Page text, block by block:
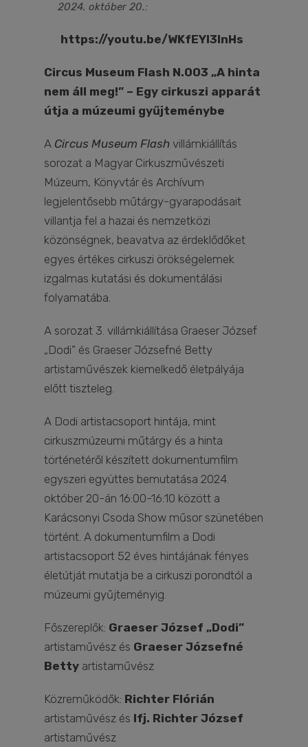
2024. október 20.:
https://youtu.be/WKfEYl3InHs
Circus Museum Flash N.003 „A hinta
nem áll meg!” – Egy cirkuszi apparát
útja a múzeumi gyűjteménybe
A Circus Museum Flash villámkiállítás
sorozat a Magyar Cirkuszművészeti
Múzeum, Könyvtár és Archívum
legjelentősebb műtárgy-gyarapodásait
villantja fel a hazai és nemzetközi
közönségnek, beavatva az érdeklődőket
egyes értékes cirkuszi örökségelemek
izgalmas kutatási és dokumentálási
folyamatába.
A sorozat 3. villámkiállítása Graeser József
„Dodi” és Graeser Józsefné Betty
artistaművészek kiemelkedő életpályája
előtt tiszteleg.
A Dodi artistacsoport hintája, mint
cirkuszmúzeumi műtárgy és a hinta
történetéről készített dokumentumfilm
egyszeri együttes bemutatása 2024.
október 20-án 16:00-16:10 között a
Karácsonyi Csoda Show műsor szünetében
történt. A dokumentumfilm a Dodi
artistacsoport 52 éves hintájának fényes
életútját mutatja be a cirkuszi porondtól a
múzeumi gyűjteményig.
Főszereplők: Graeser József „Dodi”
artistaművész és Graeser Józsefné
Betty artistaművész
Közreműködők: Richter Flórián
artistaművész és Ifj. Richter József
artistaművész